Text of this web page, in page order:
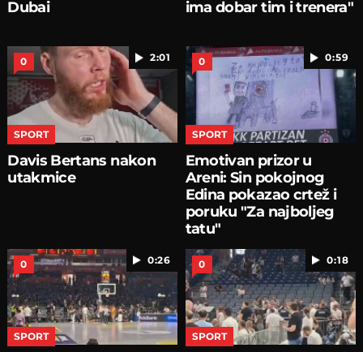
Dubai
ima dobar tim i trenera"
2:01
0
SPORT
Davis Bertans nakon
utakmice
0:59
0
SPORT
Emotivan prizor u
Areni: Sin pokojnog
Edina pokazao crtež i
poruku "Za najboljeg
tatu"
0:26
0
SPORT
0:18
0
SPORT